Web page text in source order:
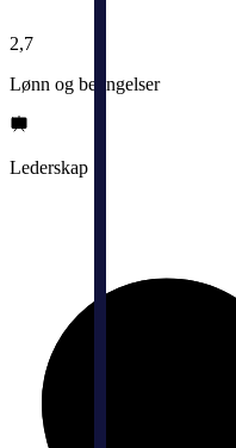
2,7
Lønn og betingelser
Lederskap